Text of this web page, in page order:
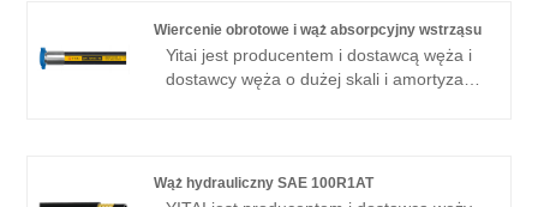
Wiercenie obrotowe i wąż absorpcyjny wstrząsu
Yitai jest producentem i dostawcą węża i
dostawcy węża o dużej skali i amortyzacją
większość rynków europejskich i
amerykańskich. Z niecierpliwością
Wąż hydrauliczny SAE 100R1AT